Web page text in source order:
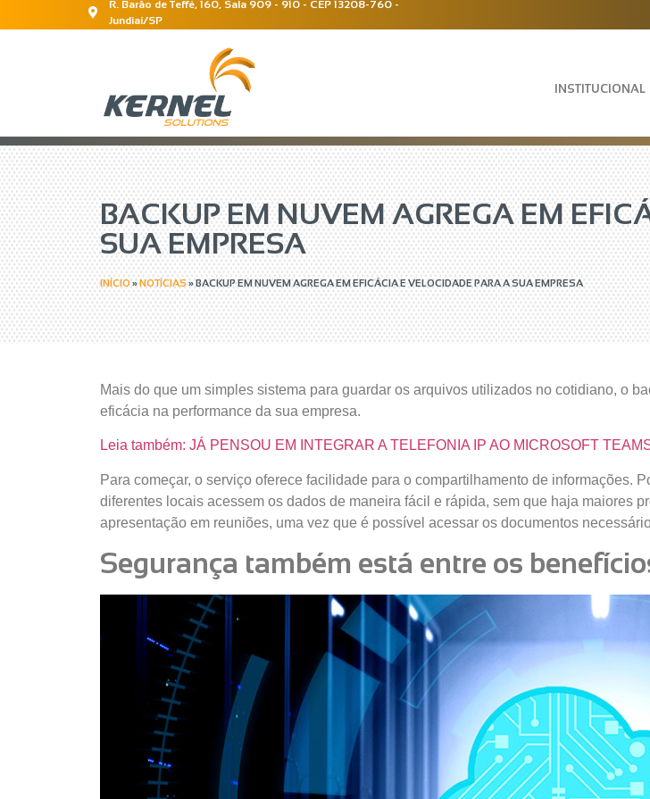
R. Barão de Teffé, 160, Sala 909 - 910 - CEP 13208-760 -
Jundiaí/SP
INSTITUCIONAL
BACKUP EM NUVEM AGREGA EM
SUA EMPRESA
INÍCIO»NOTÍCIAS»BACKUP EM NUVEM AGREGA EM EFICÁCIA E VELOCIDADE PARA A SUA EMPRESA
Mais do que um simples sistema para guardar os arquivos utilizados no cotidiano, o
eficácia na performance da sua empresa.
Leia também: JÁ PENSOU EM INTEGRAR A TELEFONIA IP AO MICROSOFT
Para começar, o serviço oferece facilidade para o compartilhamento de informações.
diferentes locais acessem os dados de maneira fácil e rápida, sem que haja maiores
apresentação em reuniões, uma vez que é possível acessar os documentos
Segurança também está entre os